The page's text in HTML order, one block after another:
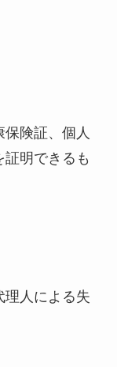
険証、個人
明できるも
理人による失